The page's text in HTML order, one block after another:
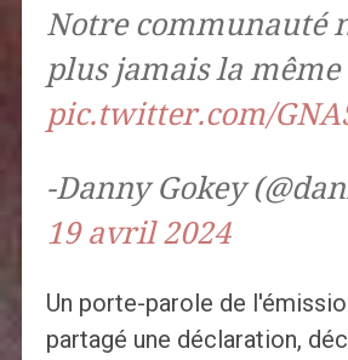
Notre communauté
plus jamais la même
pic.twitter.com/
-Danny Gokey
19 avril 2024
Un porte-parole de
partagé une déclaration,